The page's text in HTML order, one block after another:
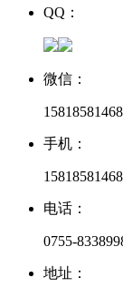
QQ：
微信：
15818581468
手机：
15818581468
电话：
0755-
地址：